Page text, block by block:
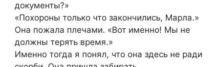
документы?»
«Похороны только что закончились, Марла.»
Она пожала плечами. «Вот именно! Мы не
должны терять время.»
Именно тогда я понял, что она здесь не ради